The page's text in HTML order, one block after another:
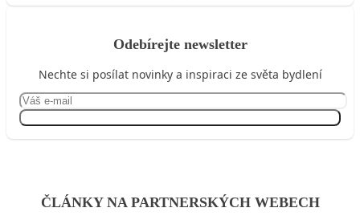
Odebírejte newsletter
Nechte si posílat novinky a inspiraci ze světa bydlení
ČLÁNKY NA PARTNERSKÝCH WEBECH